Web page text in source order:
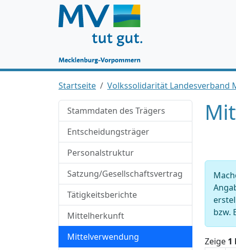
Startseite Volkssolidarität Landesverband
Stammdaten des Trägers
Entscheidungsträger
Personalstruktur
Satzung/Gesellschaftsvertrag
Tätigkeitsberichte
Mittelherkunft
Mittelverwendung
bzw.
Zeige 1